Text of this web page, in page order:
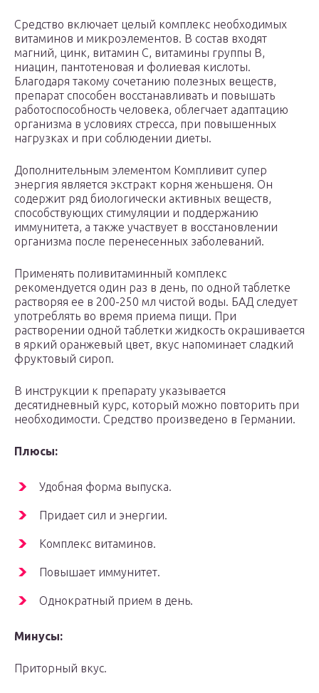
Средство включает целый комплекс необходимых
витаминов и микроэлементов. В состав входят
магний, цинк, витамин С, витамины группы В,
ниацин, пантотеновая и фолиевая кислоты.
Благодаря такому сочетанию полезных веществ,
препарат способен восстанавливать и повышать
работоспособность человека, облегчает адаптацию
организма в условиях стресса, при повышенных
нагрузках и при соблюдении диеты.
Дополнительным элементом Компливит супер
энергия является экстракт корня женьшеня. Он
содержит ряд биологически активных веществ,
способствующих стимуляции и поддержанию
иммунитета, а также участвует в восстановлении
организма после перенесенных заболеваний.
Применять поливитаминный комплекс
рекомендуется один раз в день, по одной таблетке
растворяя ее в 200-250 мл чистой воды. БАД следует
употреблять во время приема пищи. При
растворении одной таблетки жидкость окрашивается
в яркий оранжевый цвет, вкус напоминает сладкий
фруктовый сироп.
В инструкции к препарату указывается
десятидневный курс, который можно повторить при
необходимости. Средство произведено в Германии.
Плюсы:
Удобная форма выпуска.
Придает сил и энергии.
Комплекс витаминов.
Повышает иммунитет.
Однократный прием в день.
Минусы:
Приторный вкус.